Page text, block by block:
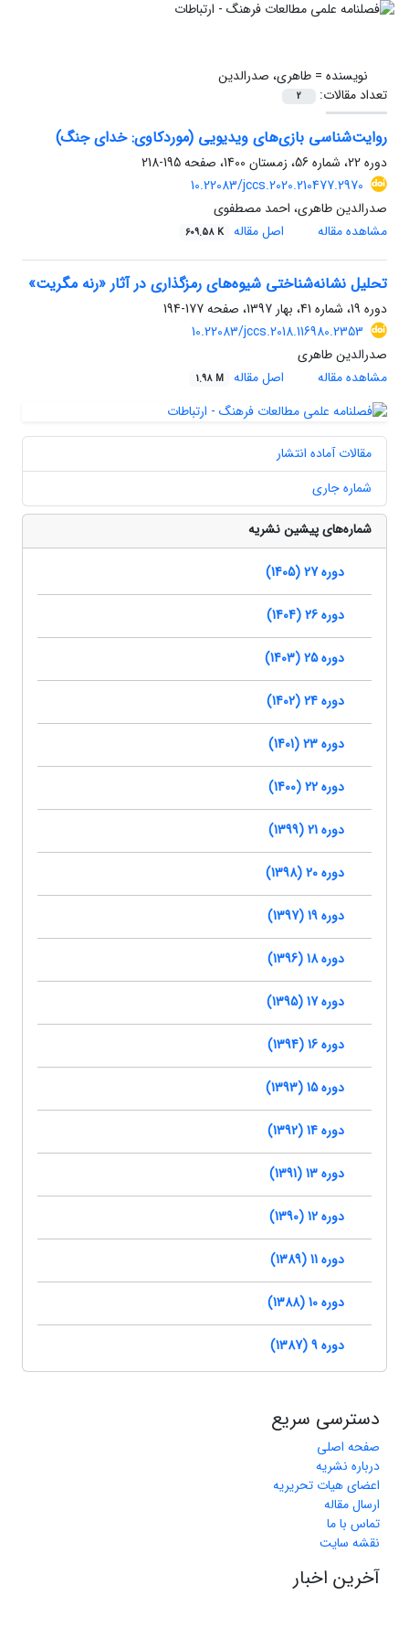
نویسنده =طاهری، صدرالدین
تعداد مقالات:
2
روایت‌شناسی بازی‌های ویدیویی (موردکاوی: خدای جنگ)
دوره 22، شماره 56، زمستان 1400، صفحه
195-218
10.22083/jccs.2020.210477.2970
صدرالدین طاهری، احمد مصطفوی
مشاهده مقاله
اصل مقاله 609.58 K
تحلیل نشانه‌شناختی شیوه‌های رمزگذاری در آثار «رنه مگریت»
دوره 19، شماره 41، بهار 1397، صفحه
177-194
10.22083/jccs.2018.116980.2353
صدرالدین طاهری
مشاهده مقاله
اصل مقاله 1.98 M
مقالات آماده انتشار
شماره جاری
شماره‌های پیشین نشریه
دوره 27 (1405)
دوره 26 (1404)
دوره 25 (1403)
دوره 24 (1402)
دوره 23 (1401)
دوره 22 (1400)
دوره 21 (1399)
دوره 20 (1398)
دوره 19 (1397)
دوره 18 (1396)
دوره 17 (1395)
دوره 16 (1394)
دوره 15 (1393)
دوره 14 (1392)
دوره 13 (1391)
دوره 12 (1390)
دوره 11 (1389)
دوره 10 (1388)
دوره 9 (1387)
دسترسی سریع
صفحه اصلی
درباره نشریه
اعضای هیات تحریریه
ارسال مقاله
تماس با ما
نقشه سایت
آخرین اخبار